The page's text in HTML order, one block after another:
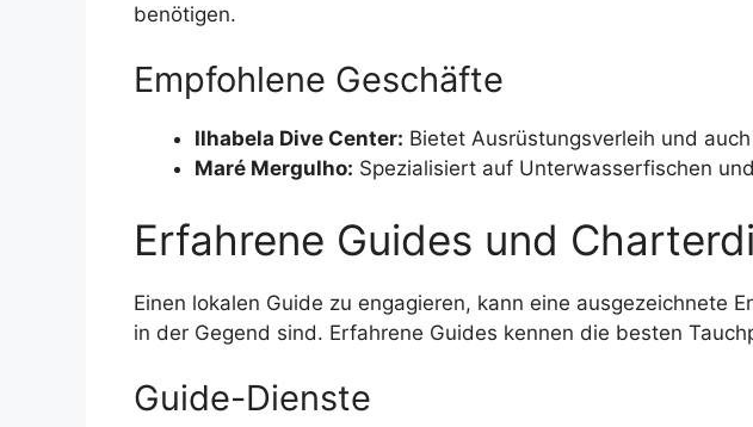
benötigen.
Empfohlene Geschäfte
Ilhabela Dive Center: Bietet Ausrüstungsverleih und
Maré Mergulho: Spezialisiert auf Unterwasserfischen
Erfahrene Guides und
Einen lokalen Guide zu engagieren, kann eine ausgezeichnete
in der Gegend sind. Erfahrene Guides kennen die besten
Guide-Dienste